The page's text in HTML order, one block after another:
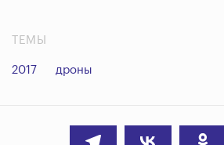
ТЕМЫ
2017 дроны